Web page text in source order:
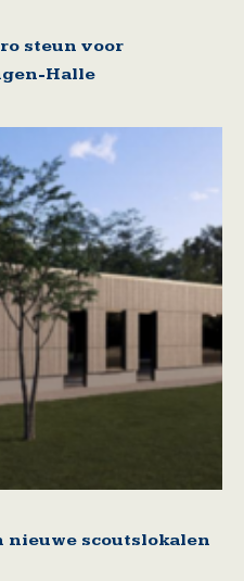
steun voor
Halle
nieuwe scoutslokalen